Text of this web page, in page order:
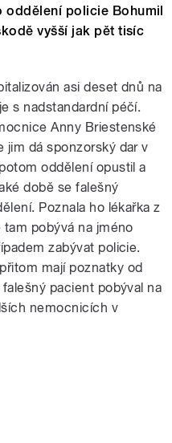
oddělení policie Bohumil
vyšší jak pět tisíc
asi deset dnů na
s nadstandardní péčí.
Anny Briestenské
jim dá sponzorský dar v
oddělení opustil a
době se falešný
Poznala ho lékařka z
pobývá na jméno
zabývat policie.
mají poznatky od
pacient pobýval na
nemocnicích v